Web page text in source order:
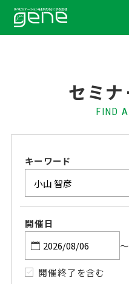
セミ
FIND
キーワード
開催日
開催終了を含む